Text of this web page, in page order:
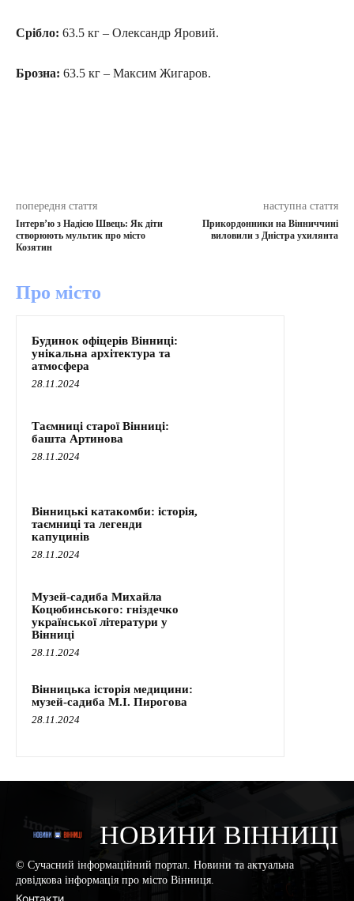
Срібло: 63.5 кг – Олександр Яровий.
Брозна: 63.5 кг – Максим Жигаров.
попередня стаття
Інтерв’ю з Надією Швець: Як діти
створюють мультик про місто
Козятин
наступна стаття
Прикордонники на Вінниччині
виловили з Дністра ухилянта
Про місто
Будинок офіцерів Вінниці:
унікальна архітектура та
атмосфера
28.11.2024
Таємниці старої Вінниці:
башта Артинова
28.11.2024
Вінницькі катакомби: історія,
таємниці та легенди
капуцинів
28.11.2024
Музей-садиба Михайла
Коцюбинського: гніздечко
української літератури у
Вінниці
28.11.2024
Вінницька історія медицини:
музей-садиба М.І. Пирогова
28.11.2024
НОВИНИ ВІННИЦІ
© Сучасний інформаційний портал. Новини та актуальна
довідкова інформація про місто Вінниця.
Контакти